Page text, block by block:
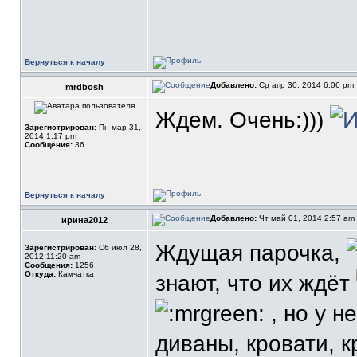
Вернуться к началу
mrdbosh Добавлено: Ср апр 30, 2014 6:06 pm
Зарегистрирован: Пн мар 31,
2014 1:17 pm
Сообщения: 36
Ждем. Очень:)))
Вернуться к началу
ирина2012 Добавлено: Чт май 01, 2014 2:57 am
Зарегистрирован: Сб июл 28,
2012 11:20 am
Сообщения: 1256
Откуда: Камчатка
Ждущая парочка,
знают, что их ждёт
, но у
диваны, кровати,